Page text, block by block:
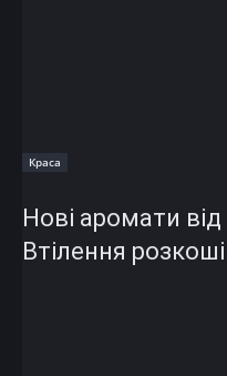
Краса
Нові аромати
Втілення